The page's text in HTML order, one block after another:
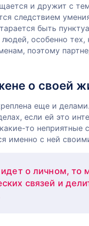
и дружит с
следствием
быть
особенно
поэтому
о своей
еще и
если ей это
то неприятные
именно с ней
идет о личном, то
связей и